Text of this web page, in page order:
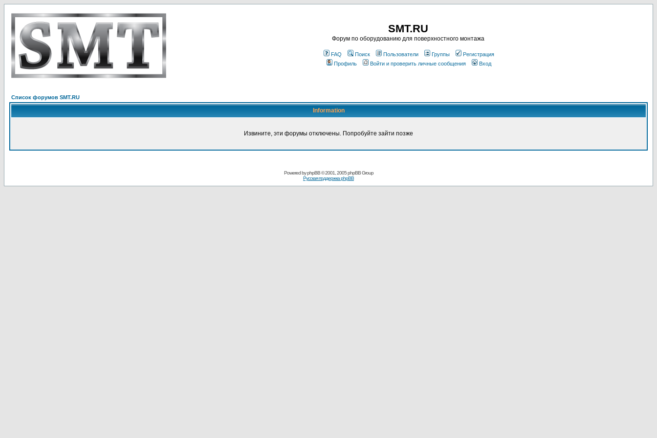
SMT.RU
Форум по оборудованию для поверхностного монтажа
FAQ Поиск Пользователи Группы
Регистрация
Профиль
Войти и проверить личные сообщения Вход
Список форумов SMT.RU
Information
Извините, эти форумы отключены. Попробуйте зайти позже
Powered byphpBB© 2001, 2005 phpBB Group
Русская поддержка phpBB